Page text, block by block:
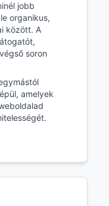
jobb
organikus,
között. A
soron
amelyek